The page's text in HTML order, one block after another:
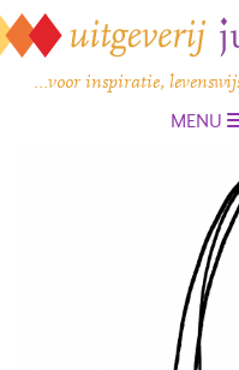
…voor inspiratie,
MENU